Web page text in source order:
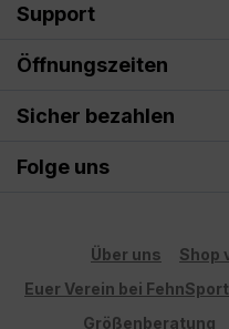
Support
Öffnungszeiten
Sicher bezahlen
Folge uns
Über uns
Shop
Euer Verein bei
Größenberatung